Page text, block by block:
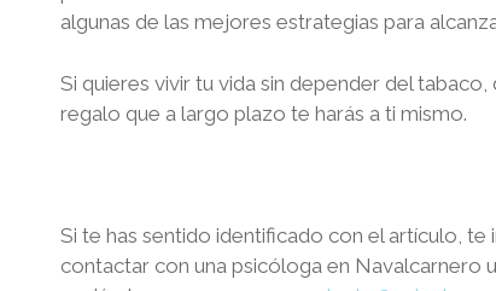
algunas de las mejores estrategias para
Si quieres vivir tu vida sin depender del
regalo que a largo plazo te harás a ti mismo.
Si te has sentido identificado con el artículo,
contactar con una psicóloga en Navalcarnero